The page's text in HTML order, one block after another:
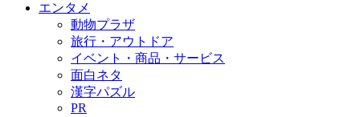
エンタメ
動物プラザ
旅行・アウトドア
イベント・商品・サービス
面白ネタ
漢字パズル
PR